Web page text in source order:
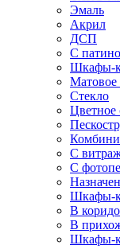
Эмаль
Акрил
ДСП
С
Шкафы-
Матовое
Стекло
Цветное
С
С
Шкафы-
В
В
Шкафы-